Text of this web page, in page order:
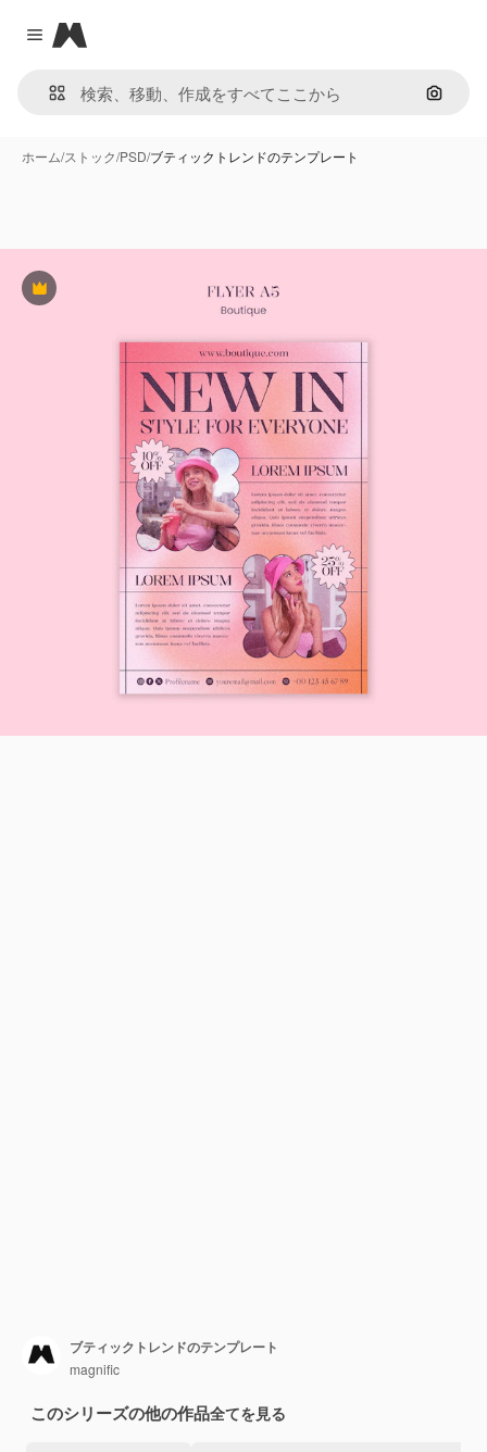
Close menu
Magnific
画像で
ホーム/ストック/PSD/ブティックトレンドのテンプレート
Premium
ブティックトレンドのテンプレート
magnific
このシリーズの他の作品全てを見る